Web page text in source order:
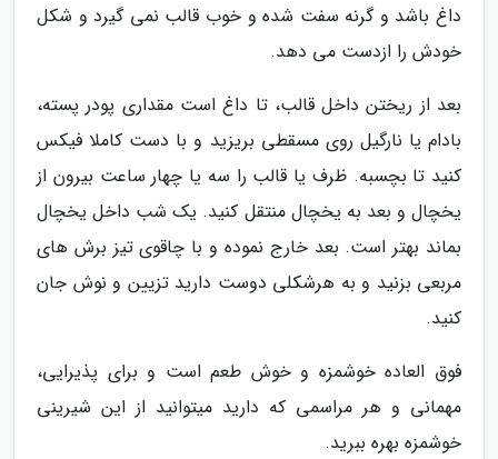
داغ باشد و گرنه سفت شده و خوب قالب نمی گیرد و شکل
خودش را ازدست می دهد.
بعد از ریختن داخل قالب، تا داغ است مقداری پودر پسته،
بادام یا نارگیل روی مسقطی بریزید و با دست کاملا فیکس
کنید تا بچسبه. ظرف یا قالب را سه یا چهار ساعت بیرون از
یخچال و بعد به یخچال منتقل کنید. یک شب داخل یخچال
بماند بهتر است. بعد خارج نموده و با چاقوی تیز برش های
مربعی بزنید و به هرشکلی دوست دارید تزیین و نوش جان
کنید.
فوق العاده خوشمزه و خوش طعم است و برای پذیرایی،
مهمانی و هر مراسمی که دارید میتوانید از این شیرینی
خوشمزه بهره ببرید.